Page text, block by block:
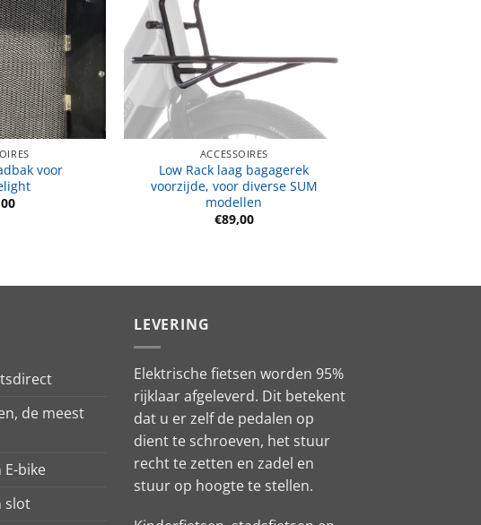
voor
ACCESSOIRES
Low Rack laag bagagerek
voorzijde, voor diverse SUM
modellen
€89,00
de meest
E-bike
slot
LEVERING
Elektrische fietsen worden 95%
rijklaar afgeleverd. Dit betekent
dat u er zelf de pedalen op
dient te schroeven, het stuur
recht te zetten en zadel en
stuur op hoogte te stellen.